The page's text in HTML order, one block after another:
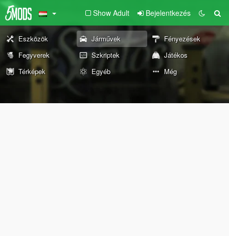
Show Adult Bejelentkezés
Eszközök Járművek
Fényezések
Fegyverek
Szkriptek
Játékos
Térképek
Egyéb Még